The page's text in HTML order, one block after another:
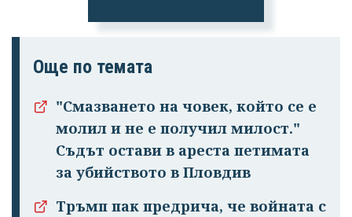
Още по темата
"Смазването на човек, който се е
молил и не е получил милост."
Съдът остави в ареста петимата
за убийството в Пловдив
Тръмп пак предрича, че войната с